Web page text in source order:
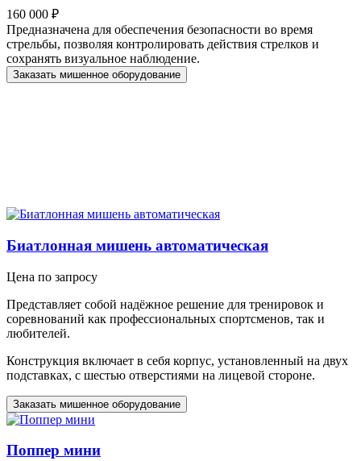
160 000 ₽
Предназначена для обеспечения безопасности во время
стрельбы, позволяя контролировать действия стрелков и
сохранять визуальное наблюдение.
Заказать мишенное оборудование
Биатлонная мишень автоматическая
Цена по запросу
Представляет собой надёжное решение для тренировок и
соревнований как профессиональных спортсменов, так и
любителей.
Конструкция включает в себя корпус, установленный на двух
подставках, с шестью отверстиями на лицевой стороне.
Заказать мишенное оборудование
Поппер мини